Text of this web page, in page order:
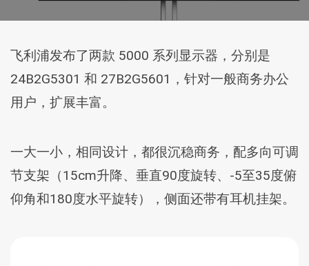
飞利浦发布了两款 5000 系列显示器，分别是
24B2G5301 和 27B2G5601，针对一般商务办公
用户，扩展丰富。
一大一小，相同设计，都很沉稳商务，配多向可调
节支架（15cm升降、垂直90度旋转、-5至35度俯
仰角和180度水平旋转），侧面还带有耳机挂架。